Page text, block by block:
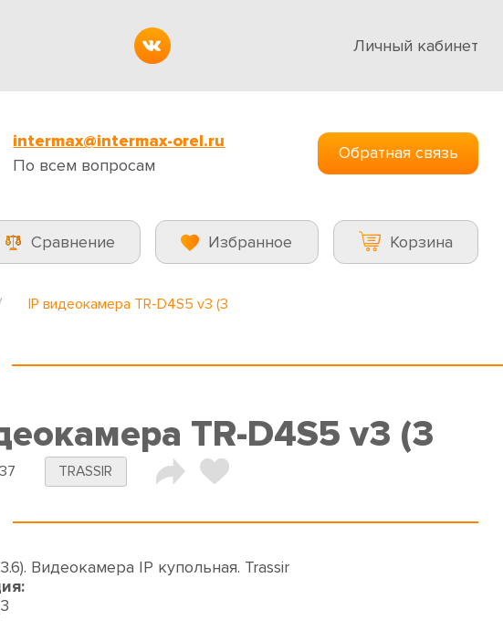
Личный кабинет
intermax@intermax-orel.ru
По всем вопросам
Обратная связь
Сравнение Избранное Корзина
IP видеокамера TR-D4S5 v3 (3
TR-D4S5 v3 (3
TRASSIR
Видеокамера IP купольная. Trassir